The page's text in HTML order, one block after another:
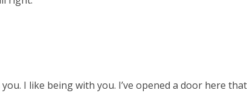
I like being with you. I’ve opened a door here